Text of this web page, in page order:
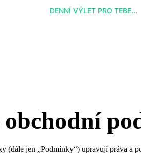
DENNÍ VÝLET PRO TEBE...
obchodní
(dále jen „Podmínky“) upravují práva a